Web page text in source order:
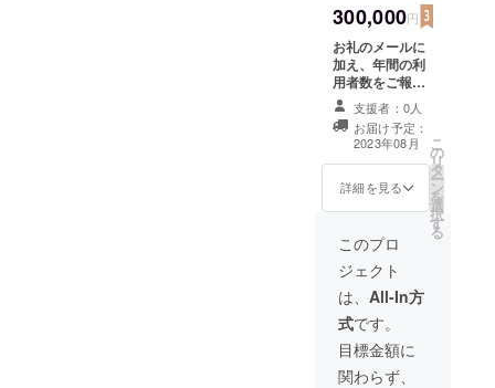
300,000円
お礼のメールに
加え、年間の利
用者数をご報告
します。 年間の
利用者数は1年経
過後の2024年8
月にメールにて
お送りします。
また、当練習場
てきた場合は、
成績等を随時報
告いたします。
成績の報告は
メールにて、プ
ロ転向後3年間半
年毎に行いま
す。
支援者：0人
お届け予定：
2023年08月
詳細を見る
こ
の
リ
タ
ー
ン
を
選
択
す
る
このプロ
ジェクト
は、 All-In方
式です。
目標金額に
関わらず、